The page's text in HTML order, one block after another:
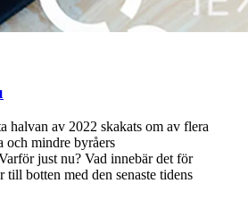
halvan av 2022 skakats om av flera
och mindre byråers
just nu? Vad innebär det för
till botten med den senaste tidens